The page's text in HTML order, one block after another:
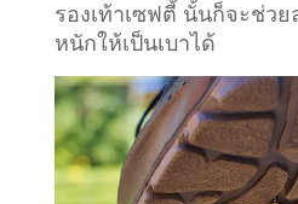
รองเท้าเซฟตี้ นั้นก็จะช่วย
หนักให้เป็นเบาได้